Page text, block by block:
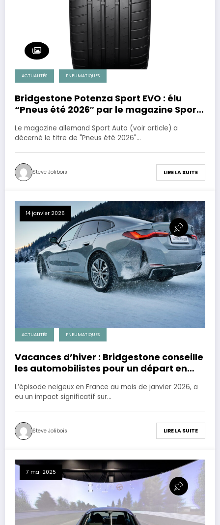
ACTUALITÉS PNEUMATIQUES
Bridgestone Potenza Sport EVO : élu
“Pneus été 2026″ par le magazine Sport
Le magazine allemand Sport Auto (voir article) a
décerné le titre de "Pneus été 2026"…
Steve Jolibois LIRE LA SUITE
14 janvier 2026
ACTUALITÉS PNEUMATIQUES
Vacances d’hiver : Bridgestone conseille
les automobilistes pour un départ en
L’épisode neigeux en France au mois de janvier 2026, a
eu un impact significatif sur…
Steve Jolibois LIRE LA SUITE
7 mai 2025